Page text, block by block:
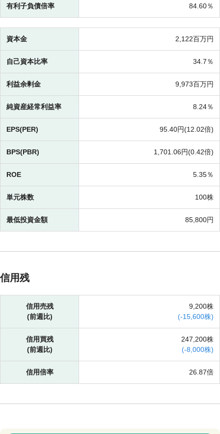
有利子負債倍率 84.60％
資本金 2,122百万円
自己資本比率 34.7％
利益余剰金 9,973百万円
純資産経常利益率 8.24％
EPS(PER) 95.40円(12.02倍)
BPS(PBR) 1,701.06円(0.42倍)
ROE 5.35％
単元株数 100株
最低投資金額 85,800円
信用残
信用売残
(前週比)
9,200株
(-15,600株)
信用買残
(前週比)
247,200株
(-8,000株)
信用倍率 26.87倍